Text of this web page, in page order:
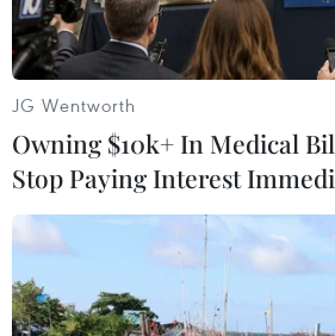
#Tuyển sinh lớp 10 #Lớp 10 công
#Tuyển sinh bổ sung
Tp. Hồ Chí
Theo dõi VietnamPlus
JG Wentworth
Owning $10k+ In Medical
Stop Paying Interest